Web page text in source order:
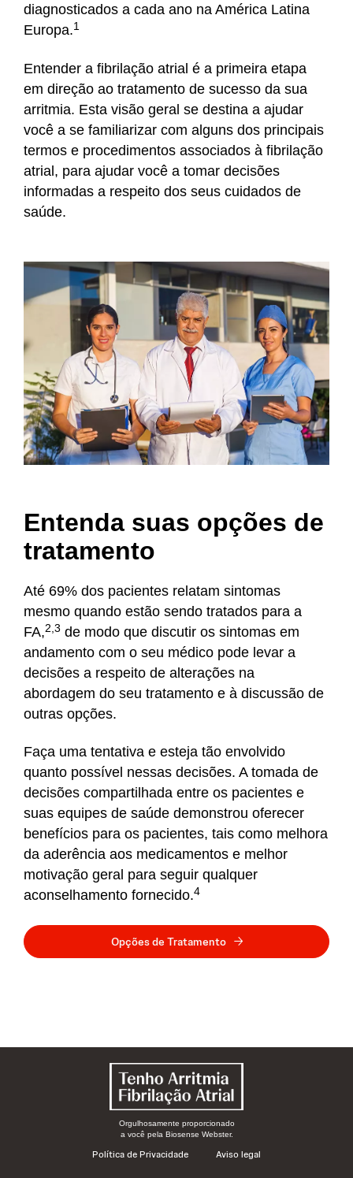
diagnosticados a cada ano na América Latina
Europa.1
Entender a fibrilação atrial é a primeira etapa
em direção ao tratamento de sucesso da sua
arritmia. Esta visão geral se destina a ajudar
você a se familiarizar com alguns dos principais
termos e procedimentos associados à fibrilação
atrial, para ajudar você a tomar decisões
informadas a respeito dos seus cuidados de
saúde.
Entenda suas opções de
tratamento
Até 69% dos pacientes relatam sintomas
mesmo quando estão sendo tratados para a
FA,2,3 de modo que discutir os sintomas em
andamento com o seu médico pode levar a
decisões a respeito de alterações na
abordagem do seu tratamento e à discussão de
outras opções.
Faça uma tentativa e esteja tão envolvido
quanto possível nessas decisões. A tomada de
decisões compartilhada entre os pacientes e
suas equipes de saúde demonstrou oferecer
benefícios para os pacientes, tais como melhora
da aderência aos medicamentos e melhor
motivação geral para seguir qualquer
aconselhamento fornecido.4
Opções de Tratamento
Orgulhosamente proporcionado
a você pela Biosense Webster.
Política de Privacidade Aviso legal